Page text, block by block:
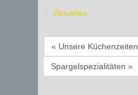
Aktuelles
« Unsere Küchenzeiten
Spargelspezialitäten »